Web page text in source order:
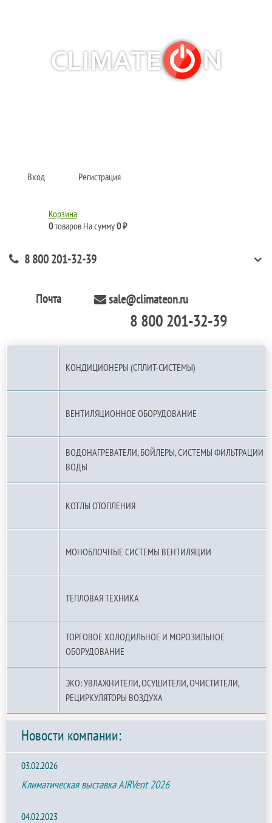
Вход Регистрация
Корзина
0товаров На сумму0 ₽
8 800 201-32-39
Почта sale@climateon.ru
8 800 201-32-39
КОНДИЦИОНЕРЫ (СПЛИТ-СИСТЕМЫ)
ВЕНТИЛЯЦИОННОЕ ОБОРУДОВАНИЕ
ВОДОНАГРЕВАТЕЛИ, БОЙЛЕРЫ, СИСТЕМЫ ФИЛЬТРАЦИИ
ВОДЫ
КОТЛЫ ОТОПЛЕНИЯ
МОНОБЛОЧНЫЕ СИСТЕМЫ ВЕНТИЛЯЦИИ
ТЕПЛОВАЯ ТЕХНИКА
ТОРГОВОЕ ХОЛОДИЛЬНОЕ И МОРОЗИЛЬНОЕ
ОБОРУДОВАНИЕ
ЭКО: УВЛАЖНИТЕЛИ, ОСУШИТЕЛИ, ОЧИСТИТЕЛИ,
РЕЦИРКУЛЯТОРЫ ВОЗДУХА
Новости компании:
03.02.2026
Климатическая выставка AIRVent 2026
04.02.2023